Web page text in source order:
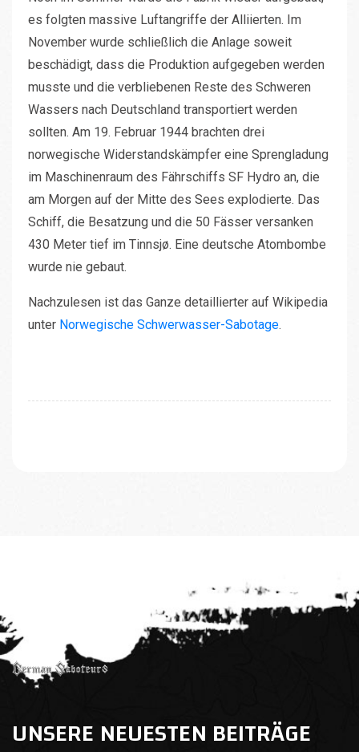
es folgten massive Luftangriffe der Alliierten. Im
November wurde schließlich die Anlage soweit
beschädigt, dass die Produktion aufgegeben werden
musste und die verbliebenen Reste des Schweren
Wassers nach Deutschland transportiert werden
sollten. Am 19. Februar 1944 brachten drei
norwegische Widerstandskämpfer eine Sprengladung
im Maschinenraum des Fährschiffs SF Hydro an, die
am Morgen auf der Mitte des Sees explodierte. Das
Schiff, die Besatzung und die 50 Fässer versanken
430 Meter tief im Tinnsjø. Eine deutsche Atombombe
wurde nie gebaut.
Nachzulesen ist das Ganze detaillierter auf Wikipedia
unter Norwegische Schwerwasser-Sabotage.
UNSERE NEUESTEN BEITRÄGE